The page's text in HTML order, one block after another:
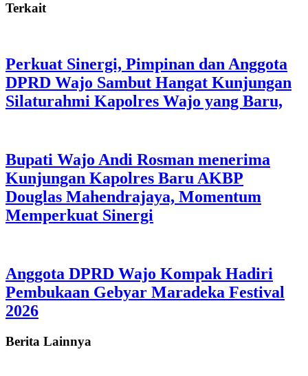
Terkait
Perkuat Sinergi, Pimpinan dan Anggota
DPRD Wajo Sambut Hangat Kunjungan
Silaturahmi Kapolres Wajo yang Baru,
Bupati Wajo Andi Rosman menerima
Kunjungan Kapolres Baru AKBP
Douglas Mahendrajaya, Momentum
Memperkuat Sinergi
Anggota DPRD Wajo Kompak Hadiri
Pembukaan Gebyar Maradeka Festival
2026
Berita Lainnya